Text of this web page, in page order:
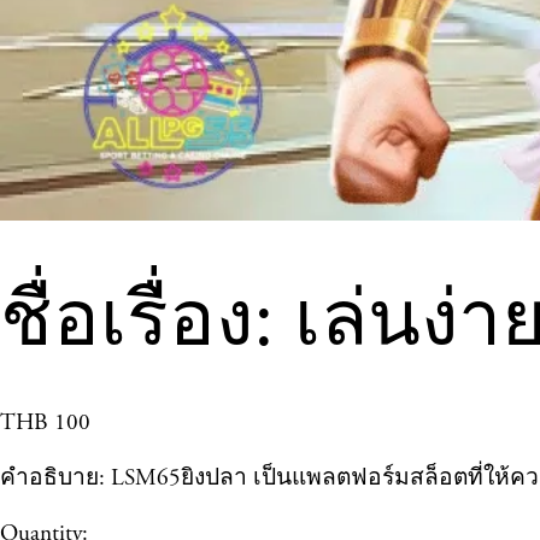
ชื่อเรื่อง: เล่นง่
THB 100
คำอธิบาย: LSM65ยิงปลา เป็นแพลตฟอร์มสล็อตที่ให้
Quantity: